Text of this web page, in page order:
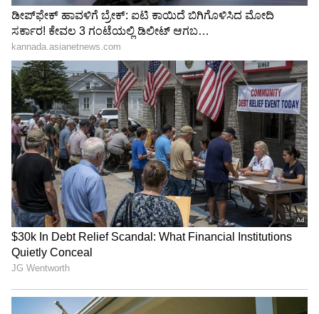
3
5
Image Credit : OTHERS
ಮಿಥುನ ರಾಶಿ
ಮಿಥುನ ರಾಶಿಯವರಿಗೆ ಈ ವಕ್ರ ಸಂಚಾರದ ಅವಧಿಯು
ಹೊಸ ಅವಕಾಶಗಳ ಬಾಗಿಲು ತೆರೆಯಲಿದೆ. ವೃತ್ತಿಯಲ್ಲಿ ಬಡ್ತಿ
ಉದ್ಯೋಗ ಅಥವಾ ವಿದೇಶಕ್ಕೆ ಸಂಬಂಧಿಸಿದ ಪ್ರಯತ್ನಗಳಲ್ಲಿ